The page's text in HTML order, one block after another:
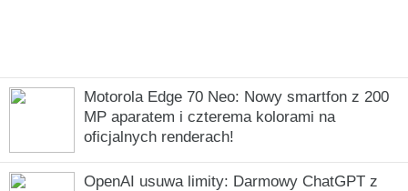
Motorola Edge 70 Neo: Nowy smartfon z 200
MP aparatem i czterema kolorami na
oficjalnych renderach!
OpenAI usuwa limity: Darmowy ChatGPT z